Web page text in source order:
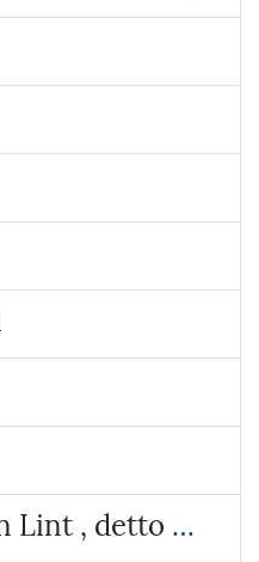
Hendrik Frans Van Lint , detto lo Studio